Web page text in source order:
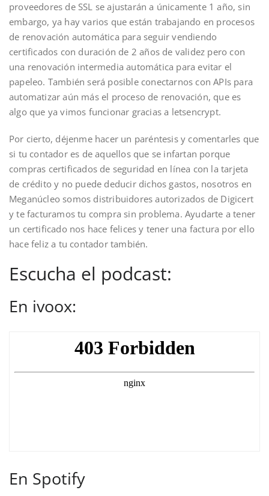
proveedores de SSL se ajustarán a únicamente 1 año, sin
embargo, ya hay varios que están trabajando en procesos
de renovación automática para seguir vendiendo
certificados con duración de 2 años de validez pero con
una renovación intermedia automática para evitar el
papeleo. También será posible conectarnos con APIs para
automatizar aún más el proceso de renovación, que es
algo que ya vimos funcionar gracias a letsencrypt.
Por cierto, déjenme hacer un paréntesis y comentarles que
si tu contador es de aquellos que se infartan porque
compras certificados de seguridad en línea con la tarjeta
de crédito y no puede deducir dichos gastos, nosotros en
Meganúcleo somos distribuidores autorizados de Digicert
y te facturamos tu compra sin problema. Ayudarte a tener
un certificado nos hace felices y tener una factura por ello
hace feliz a tu contador también.
Escucha el podcast:
En ivoox:
En Spotify